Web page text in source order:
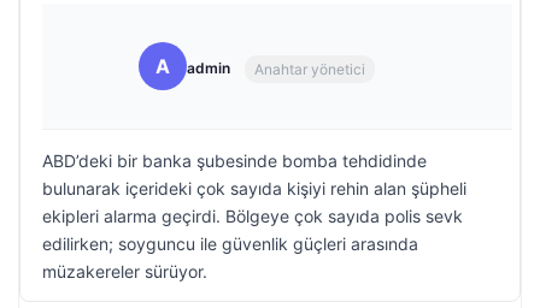
A admin Anahtar yönetici
ABD’deki bir banka şubesinde bomba tehdidinde
bulunarak içerideki çok sayıda kişiyi rehin alan şüpheli
ekipleri alarma geçirdi. Bölgeye çok sayıda polis sevk
edilirken; soyguncu ile güvenlik güçleri arasında
müzakereler sürüyor.